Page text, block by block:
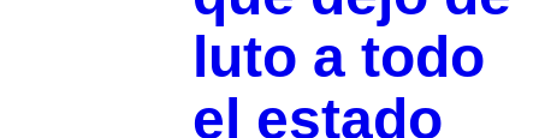
luto a todo
el estado